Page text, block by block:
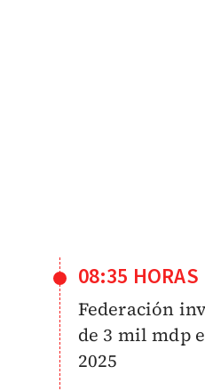
08:35 HORAS
Federación
de 3 mil mdp
2025